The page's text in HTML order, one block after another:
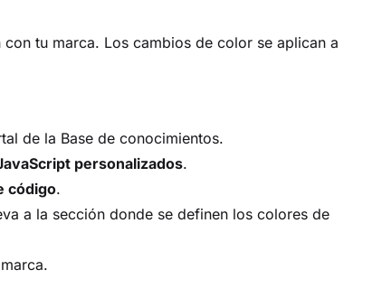
tu marca. Los cambios de color se aplican a
de la Base de conocimientos.
personalizados.
código.
a la sección donde se definen los colores de